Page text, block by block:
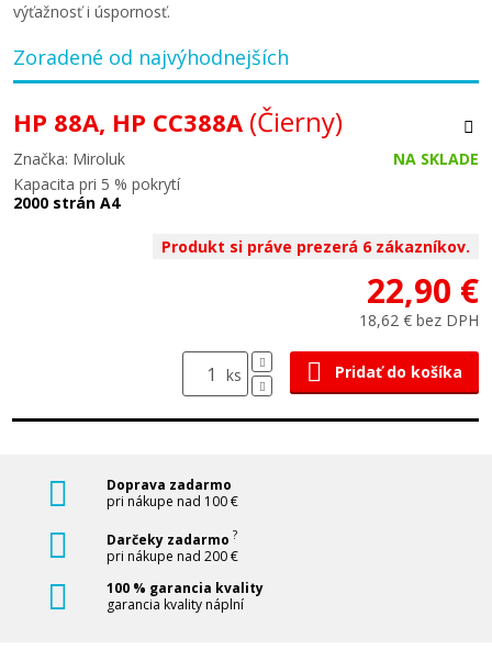
výťažnosť i úspornosť.
Zoradené od najvýhodnejších
HP 88A, HP CC388A (Čierny)
Značka: Miroluk
NA SKLADE
Kapacita pri 5 % pokrytí
2000 strán A4
Produkt si práve prezerá 6 zákazníkov.
22,90 €
18,62 € bez DPH
ks Pridať do košíka
Doprava zadarmo
pri nákupe nad 100 €
Darčeky zadarmo ?
pri nákupe nad 200 €
100 % garancia kvality
garancia kvality náplní